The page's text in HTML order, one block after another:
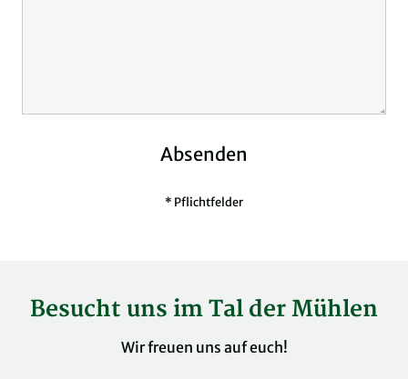
Absenden
* Pflichtfelder
Besucht uns im Tal der Mühlen
Wir freuen uns auf euch!